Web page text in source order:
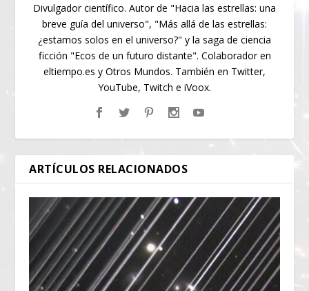
Divulgador científico. Autor de "Hacia las estrellas: una
breve guía del universo", "Más allá de las estrellas:
¿estamos solos en el universo?" y la saga de ciencia
ficción "Ecos de un futuro distante". Colaborador en
eltiempo.es y Otros Mundos. También en Twitter,
YouTube, Twitch e iVoox.
ARTÍCULOS RELACIONADOS